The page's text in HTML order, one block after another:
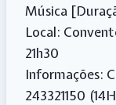
Música
Local:
21h30
Informações:
243321150